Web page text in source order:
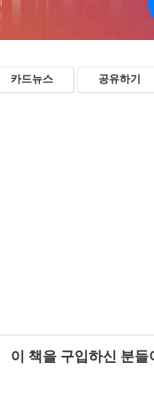
카드뉴스 공유하기
이 책을 구입하신 분